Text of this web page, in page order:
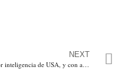
NEXT
Por inteligencia de USA, y con apoyo de la Policía Antinarcóticos hallan laboratorio en finca de Guasca, Cundinamarca, de propiedad de Fernando Sanclemente, embajador en Uruguay